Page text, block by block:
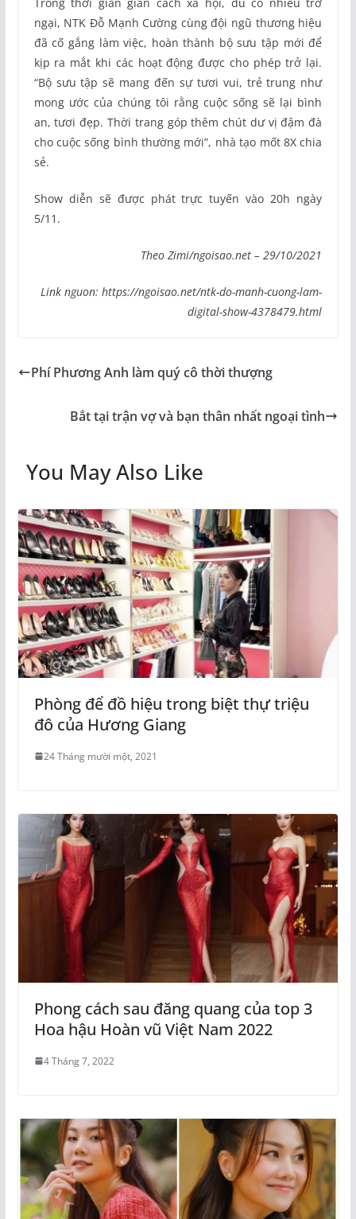
Trong thời gian giãn cách xã hội, dù có nhiều trở
ngại, NTK Đỗ Mạnh Cường cùng đội ngũ thương hiệu
đã cố gắng làm việc, hoàn thành bộ sưu tập mới để
kịp ra mắt khi các hoạt động được cho phép trở lại.
“Bộ sưu tập sẽ mang đến sự tươi vui, trẻ trung như
mong ước của chúng tôi rằng cuộc sống sẽ lại bình
an, tươi đẹp. Thời trang góp thêm chút dư vị đậm đà
cho cuộc sống bình thường mới”, nhà tạo mốt 8X chia
sẻ.
Show diễn sẽ được phát trực tuyến vào 20h ngày
5/11.
Theo Zimi/ngoisao.net – 29/10/2021
Link nguon: https://ngoisao.net/ntk-do-manh-cuong-lam-
digital-show-4378479.html
Phí Phương Anh làm quý cô thời thượng
Bắt tại trận vợ và bạn thân nhất ngoại tình
You May Also Like
Phòng để đồ hiệu trong biệt thự triệu
đô của Hương Giang
24 Tháng mười một, 2021
Phong cách sau đăng quang của top 3
Hoa hậu Hoàn vũ Việt Nam 2022
4 Tháng 7, 2022